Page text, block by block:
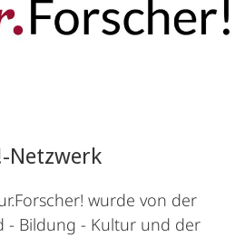
Netzwerk
wurde von der
- Bildung - Kultur und der